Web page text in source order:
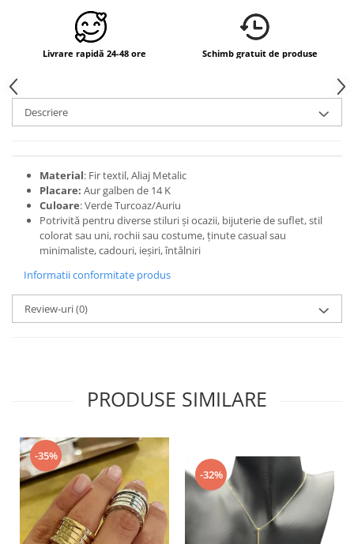
Livrare rapidă 24-48 ore Schimb gratuit de produse
Descriere
Material: Fir textil, Aliaj Metalic
Placare: Aur galben de 14 K
Culoare: Verde Turcoaz/Auriu
Potrivită pentru diverse stiluri și ocazii, bijuterie de suflet, stil
colorat sau uni, rochii sau costume, ținute casual sau
minimaliste, cadouri, ieșiri, întâlniri
Informatii conformitate produs
Review-uri(0)
PRODUSE SIMILARE
-35%
-32%